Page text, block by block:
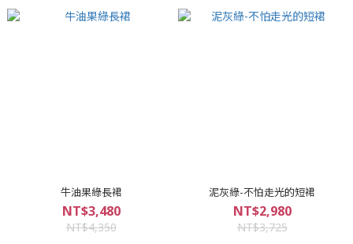
牛油果綠長裙
NT$3,480
NT$4,350
泥灰綠-不怕走光的短裙
NT$2,980
NT$3,725